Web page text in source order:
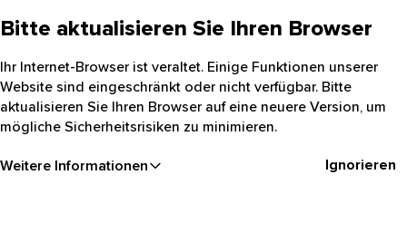
Bitte aktualisieren Sie Ihren Browser
Ihr Internet-Browser ist veraltet. Einige Funktionen unserer
Website sind eingeschränkt oder nicht verfügbar. Bitte
aktualisieren Sie Ihren Browser auf eine neuere Version, um
mögliche Sicherheitsrisiken zu minimieren.
Weitere Informationen Ignorieren